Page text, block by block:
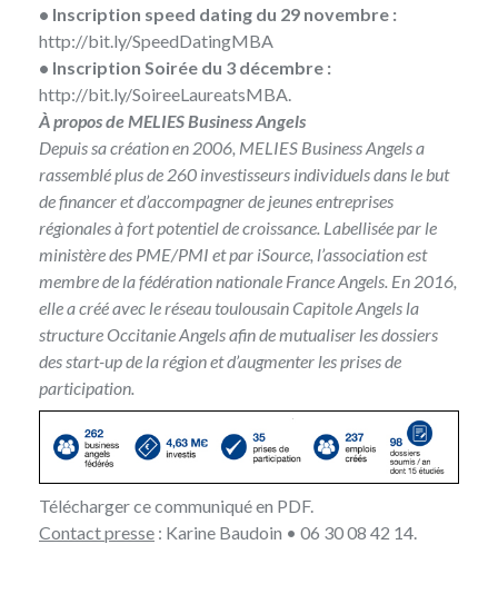
• Inscription speed dating du 29 novembre :
http://bit.ly/SpeedDatingMBA
• Inscription Soirée du 3 décembre :
http://bit.ly/SoireeLaureatsMBA.
À propos de MELIES Business Angels
Depuis sa création en 2006, MELIES Business Angelsa
rassemblé plus de 260 investisseurs individuels dans le but
de financer et d’accompagner de jeunes entreprises
régionales à fort potentiel de croissance. Labellisée par le
ministère des PME/PMI et par iSource, l’association est
membre de la fédération nationale France Angels. En 2016,
elle a créé avec le réseau toulousain Capitole Angels la
structureOccitanie Angelsafin de mutualiser les dossiers
des start-up de la région et d’augmenter les prises de
participation.
Téléchargerce communiqué en PDF.
Contact presse : Karine Baudoin • 06 30 08 42 14.